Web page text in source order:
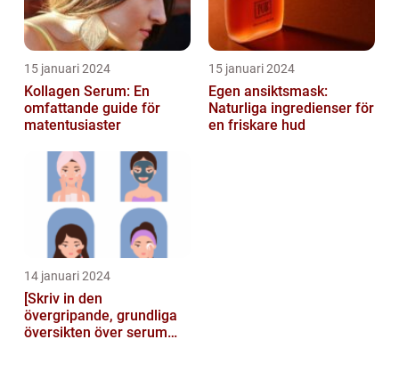
15 januari 2024
Kollagen Serum: En
omfattande guide för
matentusiaster
15 januari 2024
Egen ansiktsmask:
Naturliga ingredienser för
en friskare hud
14 januari 2024
[Skriv in den
övergripande, grundliga
översikten över serum